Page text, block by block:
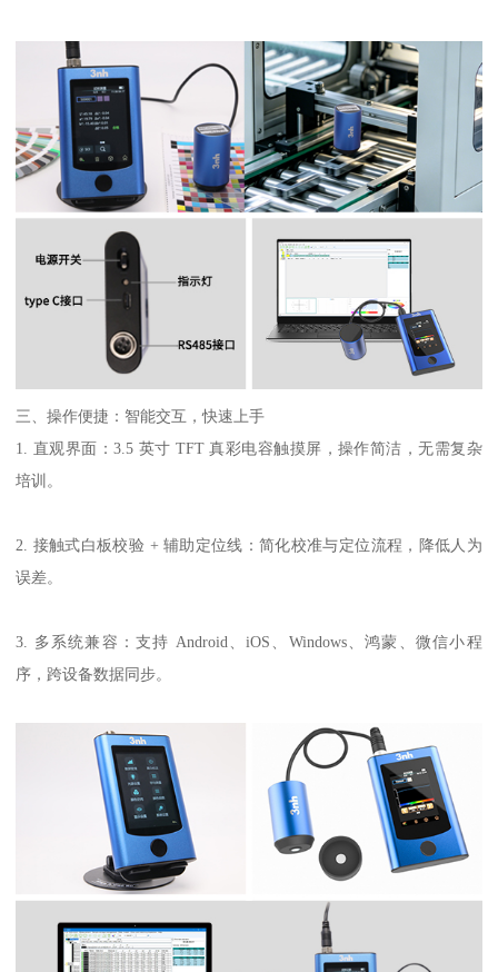
三、操作便捷：智能交互，快速上手
1. 直观界面：3.5 英寸 TFT 真彩电容触摸屏，操作简洁，无需复杂
培训。
2. 接触式白板校验 + 辅助定位线：简化校准与定位流程，降低人为
误差。
3. 多系统兼容：支持 Android、iOS、Windows、鸿蒙、微信小程
序，跨设备数据同步。